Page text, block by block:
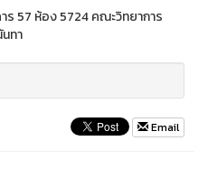
57 ห้อง 5724 คณะวิทยาการ
ทา
Email